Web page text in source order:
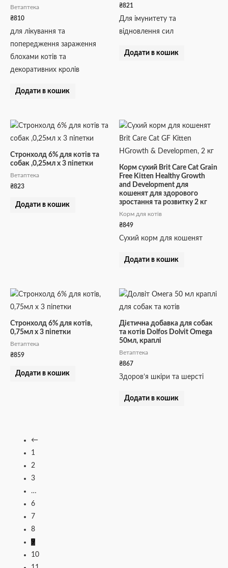
Ветаптека
₴810
для лікування та
попередження зараження
блохами котів та
декоративних кролів
Додати в кошик
₴821
Для імунитету та
відновлення сил
Додати в кошик
Стронхолд 6% для котів та
собак ,0,25мл х 3 піпетки
Ветаптека
₴823
Додати в кошик
Корм сухий Brit Care Cat Grain
Free Kitten Healthy Growth
and Development для
кошенят для здорового
зростання та розвитку 2 кг
Корм для котів
₴849
Сухий корм для кошенят
Додати в кошик
Стронхолд 6% для котів,
0,75мл х 3 піпетки
Ветаптека
₴859
Додати в кошик
Дієтична добавка для собак
та котів Dolfos Dolvit Omega
50мл, краплі
Ветаптека
₴867
Здоров’я шкіри та шерсті
Додати в кошик
←
1
2
3
…
6
7
8
9
10